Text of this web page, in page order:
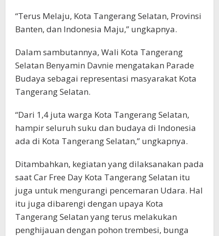
“Terus Melaju, Kota Tangerang Selatan, Provinsi
Banten, dan Indonesia Maju,” ungkapnya.
Dalam sambutannya, Wali Kota Tangerang
Selatan Benyamin Davnie mengatakan Parade
Budaya sebagai representasi masyarakat Kota
Tangerang Selatan.
“Dari 1,4 juta warga Kota Tangerang Selatan,
hampir seluruh suku dan budaya di Indonesia
ada di Kota Tangerang Selatan,” ungkapnya.
Ditambahkan, kegiatan yang dilaksanakan pada
saat Car Free Day Kota Tangerang Selatan itu
juga untuk mengurangi pencemaran Udara. Hal
itu juga dibarengi dengan upaya Kota
Tangerang Selatan yang terus melakukan
penghijauan dengan pohon trembesi, bunga